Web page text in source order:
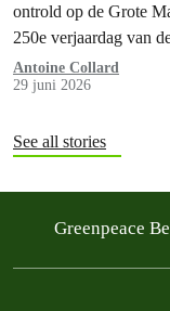
ontrold op de Grote
250e verjaardag van
Greed. Energy Crisis.
op het spandoek van
Antoine Collard
29 juni 2026
See all stories
Greenpeace